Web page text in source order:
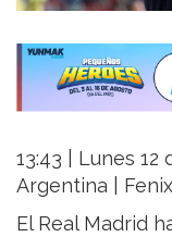
13:43 | Lunes 12
Argentina |
El Real Madrid